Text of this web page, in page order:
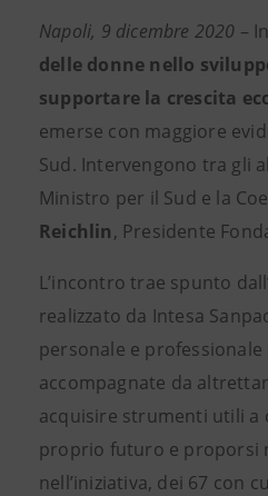
Napoli, 9 dicembre 2020 –
delle donne nello
supportare la crescita
emerse con maggiore
Sud. Intervengono tra gli
Ministro per il Sud e la
Reichlin, Presidente
L’incontro trae spunto
realizzato da Intesa
personale e
accompagnate da
acquisire strumenti utili a
proprio futuro e proporsi
nell’iniziativa, dei 67 con